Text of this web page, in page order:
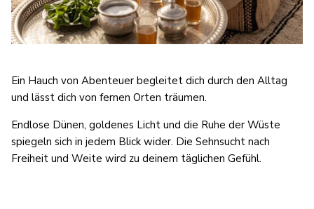
Ein Hauch von Abenteuer begleitet dich durch den Alltag
und lässt dich von fernen Orten träumen.
Endlose Dünen, goldenes Licht und die Ruhe der Wüste
spiegeln sich in jedem Blick wider. Die Sehnsucht nach
Freiheit und Weite wird zu deinem täglichen Gefühl.